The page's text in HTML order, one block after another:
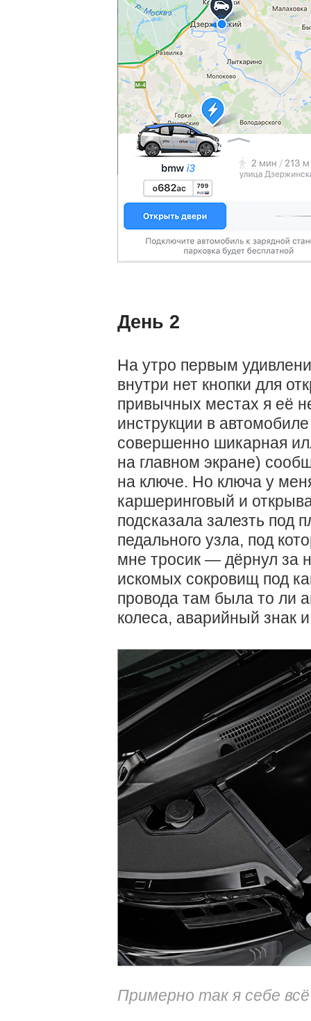
День 2
На утро первым
внутри нет кнопки для
привычных местах я её
инструкции в
совершенно шикарная
на главном экране)
на ключе. Но ключа у
каршеринговый и
подсказала залезть под
педального узла, под
мне тросик — дёрнул за
искомых сокровищ под
провода там была то ли
колеса, аварийный знак
Примерно так я себе